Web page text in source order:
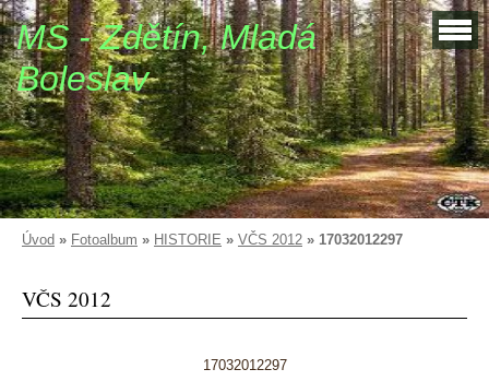
MS - Zdětín, Mladá
Boleslav
Úvod » Fotoalbum » HISTORIE » VČS 2012 » 17032012297
VČS 2012
17032012297